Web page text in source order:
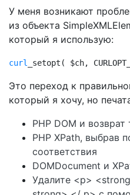
У меня возникают
из объекта
который я использую:
curl _setopt( $ch,
Это переход к
который я хочу, но
PHP DOM и
PHP XPath, выбрав
соответствия
DOMDocument и
Удалите <p>